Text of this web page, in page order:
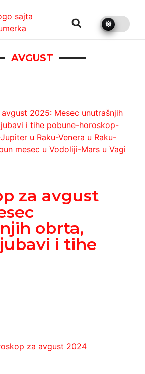
AVGUST
za avgust
obrta,
i tihe